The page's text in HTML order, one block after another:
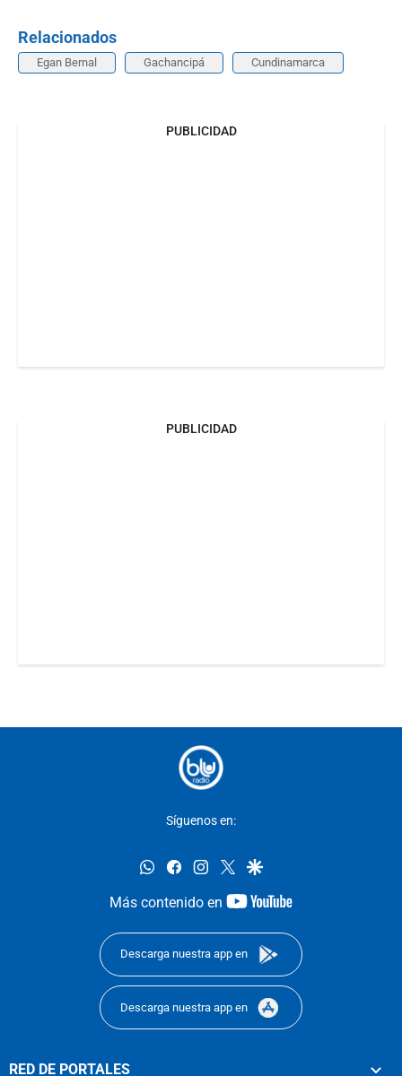
Relacionados
Egan Bernal Gachancipá Cundinamarca
PUBLICIDAD
PUBLICIDAD
Síguenos en:
whatsappfacebookinstagram
twittergoogle
Más contenido en
youtube-
Descarga nuestra app en
Descarga nuestra app en
RED DE PORTALES